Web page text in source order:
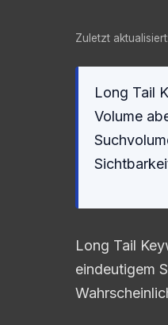
Zuletzt
Long Tail
Volume
Long Tail
eindeutigem